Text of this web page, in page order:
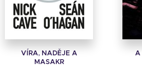
VÍRA, NADĚJE A
MASAKR
A